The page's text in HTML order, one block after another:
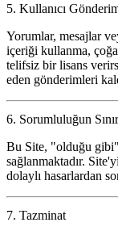
5. Kullanıcı
Yorumlar, mesajlar
içeriği kullanma,
telifsiz bir lisans
eden gönderimleri
6. Sorumluluğun
Bu Site, "olduğu gibi"
sağlanmaktadır.
dolaylı hasarlardan
7. Tazminat